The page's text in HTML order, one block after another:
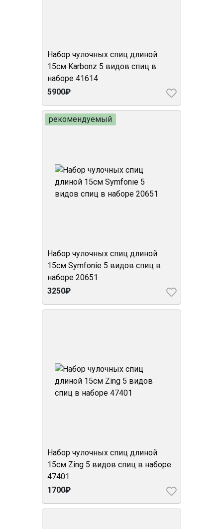
Набор чулочных спиц длиной
15см Karbonz 5 видов спиц в
наборе 41614
5900₽
Набор чулочных спиц длиной
15см Symfonie 5 видов спиц в
наборе 20651
3250₽
рекомендуемый
Набор чулочных спиц длиной
15см Zing 5 видов спиц в наборе
47401
1700₽